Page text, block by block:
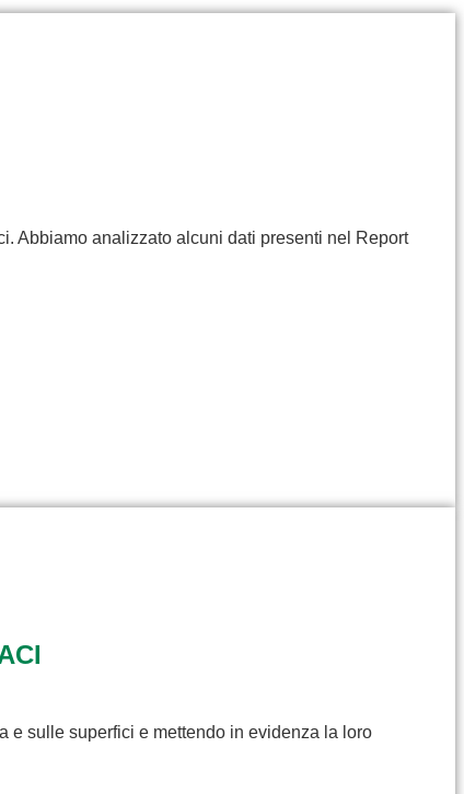
Abbiamo analizzato alcuni dati presenti nel Report
e sulle superfici e mettendo in evidenza la loro